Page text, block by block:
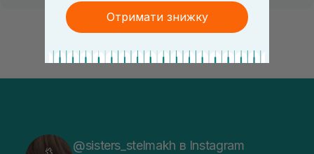
@sisters_stelmakh в Instagram
Отримати знижку